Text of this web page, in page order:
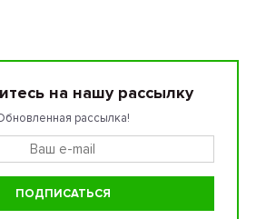
на нашу рассылку
рассылка!